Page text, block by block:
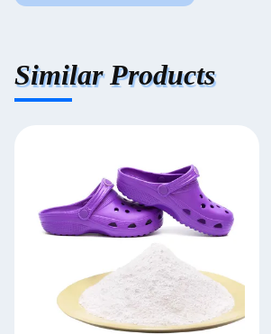
Similar Products